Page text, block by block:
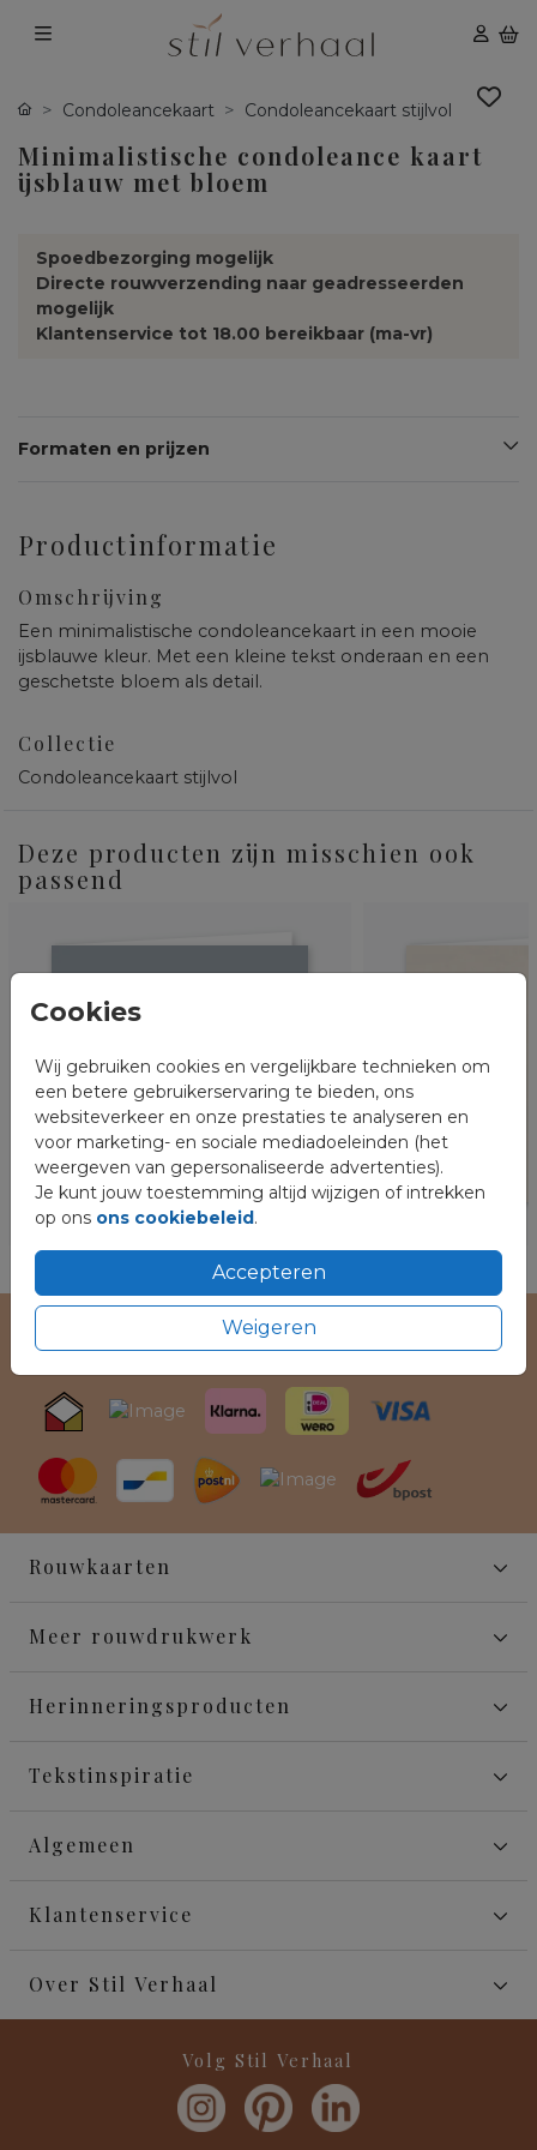
Cookies
Wij gebruiken cookies en vergelijkbare technieken om
een betere gebruikerservaring te bieden, ons
websiteverkeer en onze prestaties te analyseren en
voor marketing- en sociale mediadoeleinden (het
weergeven van gepersonaliseerde advertenties).
Je kunt jouw toestemming altijd wijzigen of intrekken
op ons ons cookiebeleid.
Accepteren
Weigeren
Condoleancekaart Condoleancekaart stijlvol
Minimalistische condoleance kaart
ijsblauw met bloem
Spoedbezorging mogelijk
Directe rouwverzending naar geadresseerden
mogelijk
Klantenservice tot 18.00 bereikbaar (ma-vr)
Formaten en prijzen
Productinformatie
Omschrijving
Een minimalistische condoleancekaart in een mooie
ijsblauwe kleur. Met een kleine tekst onderaan en een
geschetste bloem als detail.
Collectie
Condoleancekaart stijlvol
Deze producten zijn misschien ook
passend
Rouwkaarten
Meer rouwdrukwerk
Herinneringsproducten
Tekstinspiratie
Algemeen
Klantenservice
Over Stil Verhaal
Volg Stil Verhaal